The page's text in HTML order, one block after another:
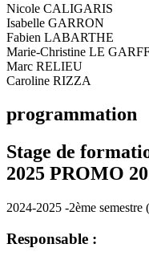
Nicole CALIGARIS
Isabelle GARRON
Fabien LABARTHE
Marie-Christine LE
Marc RELIEU
Caroline RIZZA
programmation
Stage de
2025 PROMO
2024-2025 -2ème
Responsable :